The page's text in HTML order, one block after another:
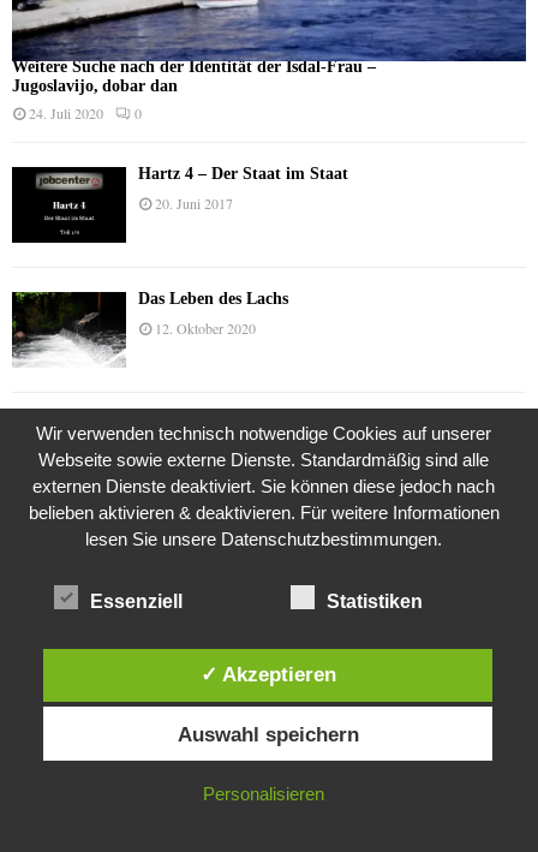
Weitere Suche nach der Identität der Isdal-Frau –
Jugoslavijo, dobar dan
24. Juli 2020 0
Hartz 4 – Der Staat im Staat
20. Juni 2017
Das Leben des Lachs
12. Oktober 2020
Die Geschichte der Kubushäuser
9. Juli 2018
Was ist denn das? -Mars „SOL 735“ Rover Curiosity
Die Brexit-Lüge (1/8 Teil)
3. November 2019
Die Straße radikalisiert jeden Tag ein Stückchen
Diese Website verwendet Cookies. Durch die weitere Nutzung dieser
Website stimmst du der Verwendung von Cookies zu.
IN ORDNUNG
Wir verwenden technisch notwendige Cookies auf unserer
Webseite sowie externe Dienste. Standardmäßig sind alle
externen Dienste deaktiviert. Sie können diese jedoch nach
belieben aktivieren & deaktivieren. Für weitere Informationen
lesen Sie unsere Datenschutzbestimmungen.
Essenziell Statistiken
✓ Akzeptieren
Auswahl speichern
Personalisieren